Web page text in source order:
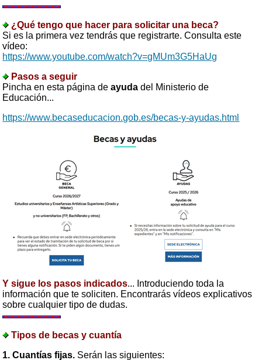
¿Qué tengo que hacer para solicitar una beca?
Si es la primera vez tendrás que registrarte. Consulta este
vídeo:
https://www.youtube.com/watch?v=gMUm3G5HaUg
Pasos a seguir
Pincha en esta página deayudadel Ministerio de
Educación...
https://www.becaseducacion.gob.es/becas-y-ayudas.html
Y sigue los pasos indicados... Introduciendo toda la
información que te soliciten. Encontrarás vídeos explicativos
sobre cualquier tipo de dudas.
Tipos de becas y cuantía
1. Cuantías fijas. Serán las siguientes: